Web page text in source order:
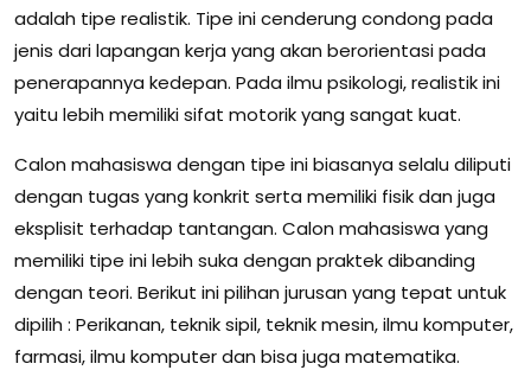
adalah tipe realistik. Tipe ini cenderung condong pada
jenis dari lapangan kerja yang akan berorientasi pada
penerapannya kedepan. Pada ilmu psikologi, realistik ini
yaitu lebih memiliki sifat motorik yang sangat kuat.
Calon mahasiswa dengan tipe ini biasanya selalu diliputi
dengan tugas yang konkrit serta memiliki fisik dan juga
eksplisit terhadap tantangan. Calon mahasiswa yang
memiliki tipe ini lebih suka dengan praktek dibanding
dengan teori. Berikut ini pilihan jurusan yang tepat untuk
dipilih : Perikanan, teknik sipil, teknik mesin, ilmu komputer,
farmasi, ilmu komputer dan bisa juga matematika.